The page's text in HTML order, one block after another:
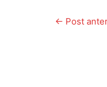
← Post